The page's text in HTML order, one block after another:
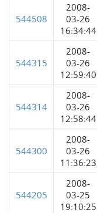
544508
2008-
03-26
16:34:44
544315
2008-
03-26
12:59:40
544314
2008-
03-26
12:58:44
544300
2008-
03-26
11:36:23
544205
2008-
03-25
19:10:25